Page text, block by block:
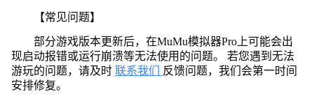
【常见问题】
部分游戏版本更新后，在MuMu模拟器Pro上可能会出
现启动报错或运行崩溃等无法使用的问题。 若您遇到无法
游玩的问题，请及时 联系我们
反馈问题，我们会第一时间
安排修复。